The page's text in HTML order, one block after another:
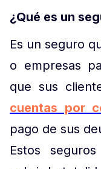
¿Qué es un
Es un seguro
o empresas
que sus
cuentas por
pago de sus
Estos